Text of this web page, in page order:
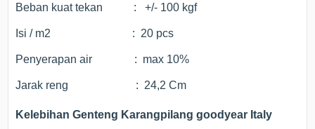
Beban kuat tekan : +/- 100 kgf
Isi / m2 : 20 pcs
Penyerapan air : max 10%
Jarak reng : 24,2 Cm
Kelebihan Genteng Karangpilang goodyear Italy